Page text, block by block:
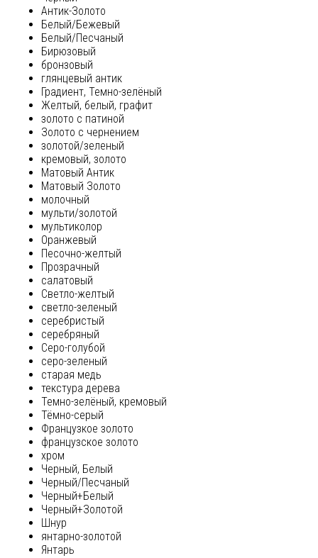
Антик-Золото
Белый/Бежевый
Белый/Песчаный
Бирюзовый
бронзовый
глянцевый антик
Градиент, Темно-зелёный
Желтый, белый, графит
золото с патиной
Золото с чернением
золотой/зеленый
кремовый, золото
Матовый Антик
Матовый Золото
молочный
мульти/золотой
мультиколор
Оранжевый
Песочно-желтый
Прозрачный
салатовый
Светло-желтый
светло-зеленый
серебристый
серебряный
Серо-голубой
серо-зеленый
старая медь
текстура дерева
Темно-зелёный, кремовый
Тёмно-серый
Французкое золото
французское золото
хром
Черный, Белый
Черный/Песчаный
Черный+Белый
Черный+Золотой
Шнур
янтарно-золотой
Янтарь